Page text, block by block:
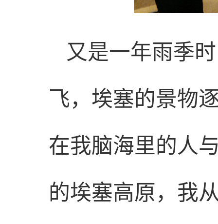
又是一年雨季
飞，埃塞的景物
在我脑海里的人
的埃塞高原，我